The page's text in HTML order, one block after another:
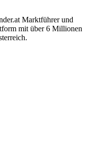
Marktführer und
mit über 6 Millionen